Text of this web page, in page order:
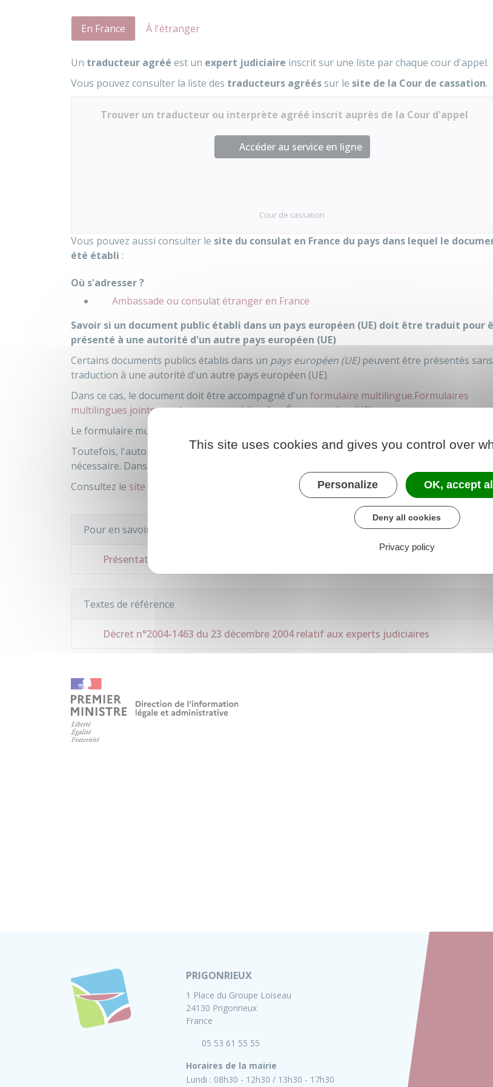
En France À l'étranger
Un traducteur agréé est un expert judiciaire inscrit sur une liste par chaque cour d'appel.
Vous pouvez consulter la liste des traducteurs agrééssur le site de la Cour de cassation.
Trouver un traducteur ou interprète agréé inscrit auprès de la Cour d'appel
Accéder au service en ligne
Cour de cassation
Vous pouvez aussi consulter le site du consulat en France du pays dans lequel le
été établi :
Où s'adresser ?
Ambassade ou consulat étranger en France
Savoir si un document public établi dans un pays européen (UE) doit être traduit pour
présenté à une autorité d'un autre pays européen (UE)
Certains documents publics établis dans un pays européen (UE)peuvent être présentés sans
traduction à une autorité d'un autre pays européen (UE).
Dans ce cas, le document doit être accompagné d'un formulaire multilingue.Formulaires
multilingues joints aux documents publics d'un État européen (UE)
Le formulaire multilingue est à demander à l'autorité qui a délivré le document.
Toutefois, l'autorité destinataire dupays européen (UE)peut demander une traduction si
nécessaire. Dans ce cas, la traduction doit être faite par un traducteur agréé.
Consultez le site e-justice pour avoir des informations complémentaires.
Pour en savoir plus
Présentation d'un document public européen dans un État de l'Union européenne
Textes de référence
Décret n°2004-1463 du 23 décembre 2004 relatif aux experts judiciaires
PRIGONRIEUX
1 Place du Groupe Loiseau
24130 Prigonrieux
France
05 53 61 55 55
Horaires de la mairie
Lundi : 08h30 - 12h30 13h30 - 17h30
This site uses cookies and gives you control over
Personalize OK, accept
Deny all cookies
Privacy policy